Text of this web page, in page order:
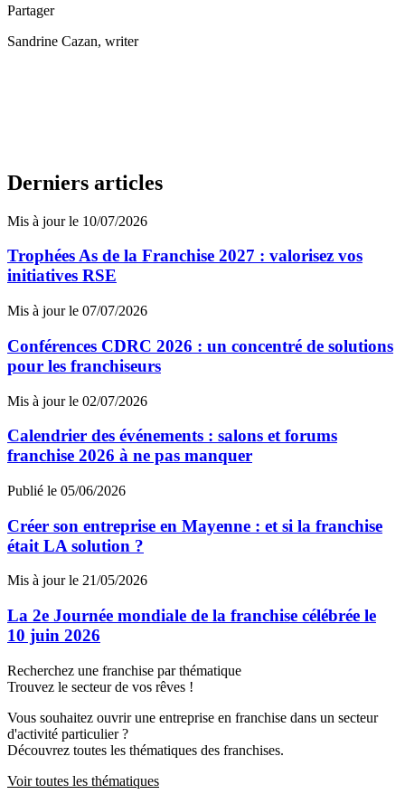
Partager
Sandrine Cazan, writer
Derniers articles
Mis à jour le 10/07/2026
Trophées As de la Franchise 2027 : valorisez vos
initiatives RSE
Mis à jour le 07/07/2026
Conférences CDRC 2026 : un concentré de solutions
pour les franchiseurs
Mis à jour le 02/07/2026
Calendrier des événements : salons et forums
franchise 2026 à ne pas manquer
Publié le 05/06/2026
Créer son entreprise en Mayenne : et si la franchise
était LA solution ?
Mis à jour le 21/05/2026
La 2e Journée mondiale de la franchise célébrée le
10 juin 2026
Recherchez une franchise par thématique
Trouvez le secteur de vos rêves !
Vous souhaitez ouvrir une entreprise en franchise dans un secteur
d'activité particulier ?
Découvrez toutes les thématiques des franchises.
Voir toutes les thématiques